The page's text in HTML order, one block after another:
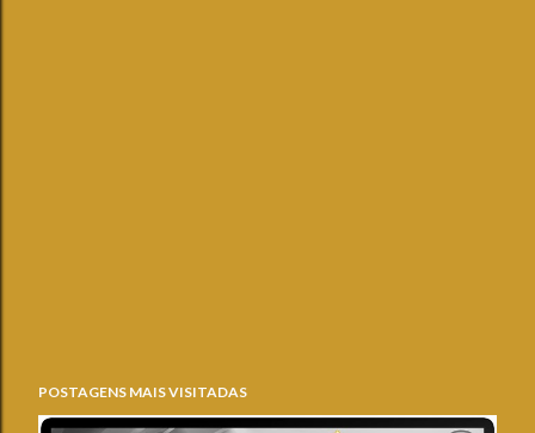
POSTAGENS MAIS VISITADAS